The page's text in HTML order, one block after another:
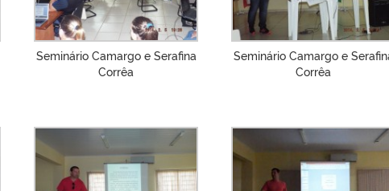
Seminário Camargo e Serafina
Corrêa
Seminário Camargo e
Corrêa